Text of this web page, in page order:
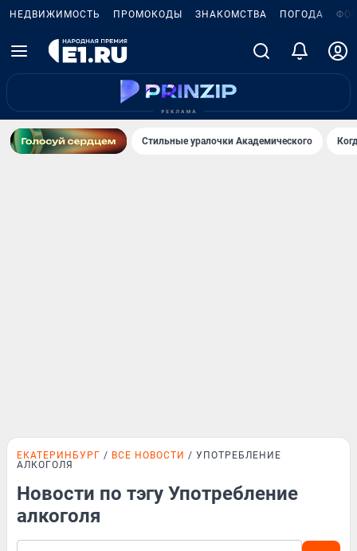
НЕДВИЖИМОСТЬ ПРОМОКОДЫ ЗНАКОМСТВА ПОГОДА
Стильные уралочки Академического
ЕКАТЕРИНБУРГ ВСЕ НОВОСТИ
УПОТРЕБЛЕНИЕ
АЛКОГОЛЯ
Новости по тэгу Употребление
алкоголя